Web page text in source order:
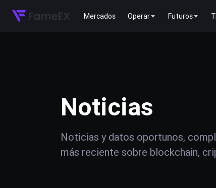
Mercados Operar Futuros
Noticias
Noticias y datos oportunos,
más reciente sobre blockchain,